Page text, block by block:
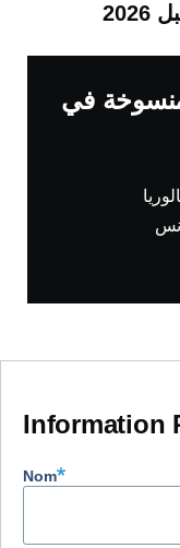
في
Information
Nom